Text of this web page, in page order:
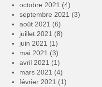
octobre 2021 (4)
septembre 2021 (3)
août 2021 (6)
juillet 2021 (8)
juin 2021 (1)
mai 2021 (3)
avril 2021 (1)
mars 2021 (4)
février 2021 (1)